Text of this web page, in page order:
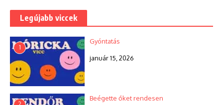
Legújabb viccek
1
Gyóntatás
január 15, 2026
Beégette őket rendesen